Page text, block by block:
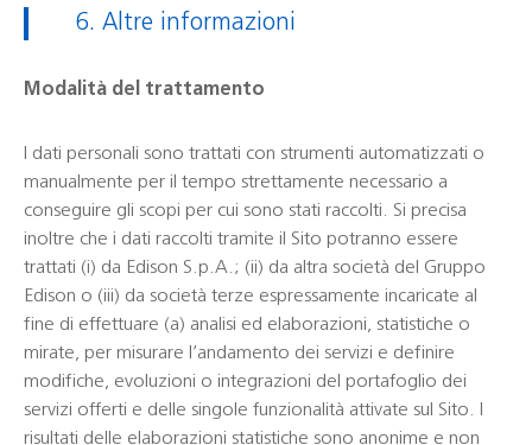
6. Altre informazioni
Modalità del trattamento
I dati personali sono trattati con strumenti automatizzati o
manualmente per il tempo strettamente necessario a
conseguire gli scopi per cui sono stati raccolti. Si precisa
inoltre che i dati raccolti tramite il Sito potranno essere
trattati (i) da Edison S.p.A.; (ii) da altra società del Gruppo
Edison o (iii) da società terze espressamente incaricate al
fine di effettuare (a) analisi ed elaborazioni, statistiche o
mirate, per misurare l’andamento dei servizi e definire
modifiche, evoluzioni o integrazioni del portafoglio dei
servizi offerti e delle singole funzionalità attivate sul Sito. I
risultati delle elaborazioni statistiche sono anonime e non